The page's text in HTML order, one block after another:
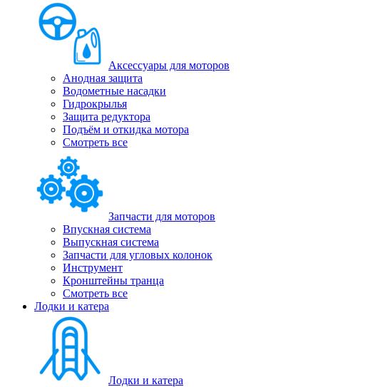
Аксессуары для моторов
Анодная защита
Водометные насадки
Гидрокрылья
Защита редуктора
Подъём и откидка мотора
Смотреть все
Запчасти для моторов
Впускная система
Выпускная система
Запчасти для угловых колонок
Инструмент
Кронштейны транца
Смотреть все
Лодки и катера
Лодки и катера